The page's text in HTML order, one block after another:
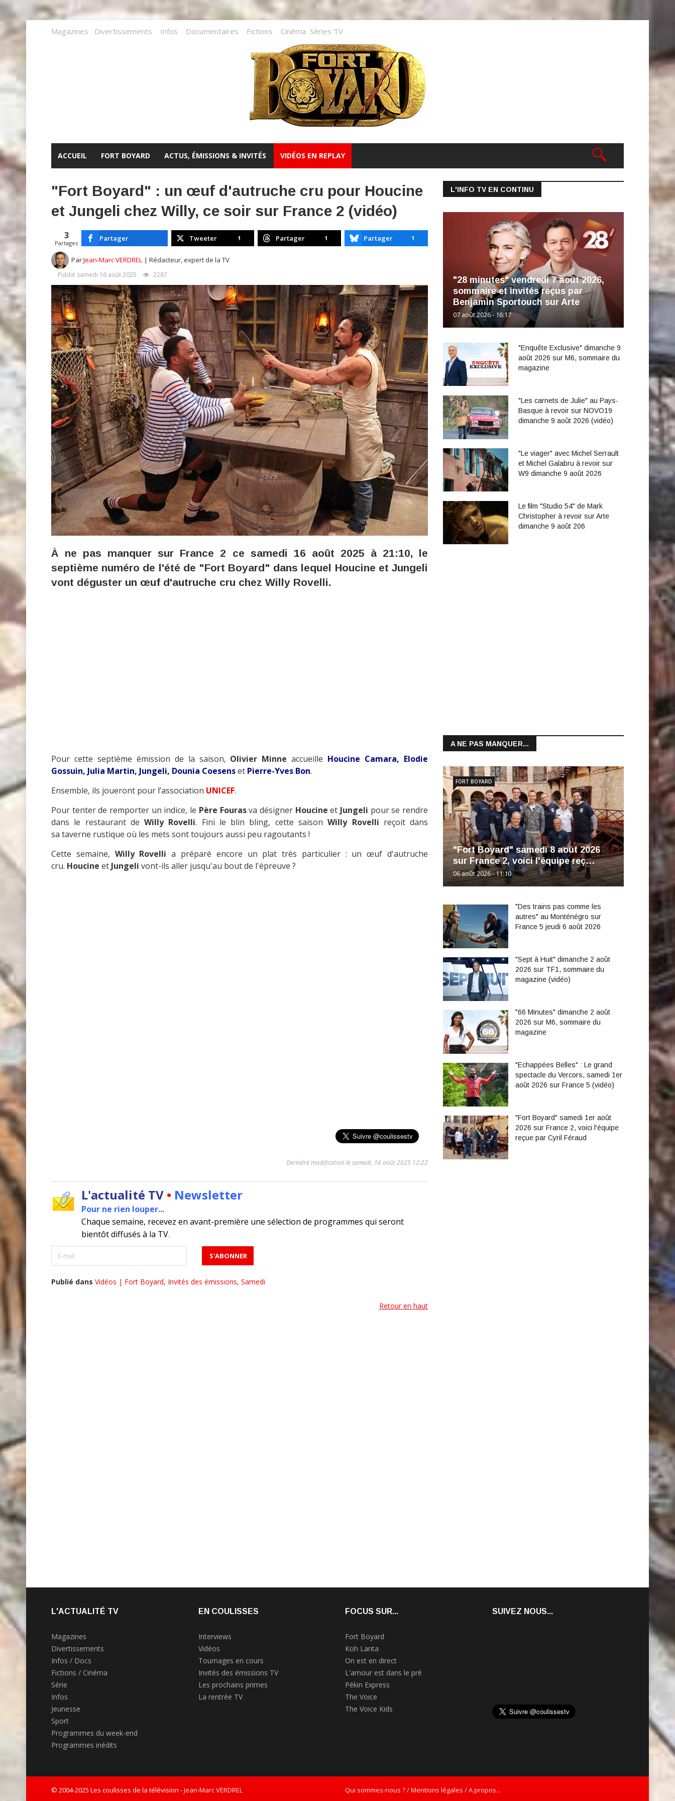
Magazines Divertissements Infos Documentaires Fictions Cinéma Séries TV
ACCUEIL FORT BOYARD ACTUS, ÉMISSIONS & INVITÉS VIDÉOS EN REPLAY
"Fort Boyard" : un œuf d'autruche cru pour Houcine
et Jungeli chez Willy, ce soir sur France 2 (vidéo)
3
Partages
Partager Tweeter 1 Partager 1 Partager 1
ParJean-Marc VERDREL | Rédacteur, expert de la TV
Publié samedi 16 août 2025 2287
À ne pas manquer sur France 2 ce samedi 16 août 2025 à 21:10, le
septième numéro de l'été de "Fort Boyard" dans lequel Houcine et Jungeli
vont déguster un œuf d'autruche cru chez Willy Rovelli.
Pour cette septième émission de la saison, Olivier Minne accueille Houcine Camara, Elodie
Gossuin, Julia Martin, Jungeli, Dounia Coesenset Pierre-Yves Bon.
Ensemble, ils joueront pour l’association UNICEF.
Pour tenter de remporter un indice, le Père Fourasva désigner Houcine et Jungeli pour se rendre
dans le restaurant deWilly Rovelli. Fini le blin bling, cette saisonWilly Rovelli reçoit dans
sa taverne rustique où les mets sont toujours aussi peu ragoutants !
Cette semaine, Willy Rovelli a préparé encore un plat très particulier : un œuf d'autruche
cru. Houcine et Jungeli vont-ils aller jusqu'au bout de l'épreuve ?
Dernière modification le samedi, 16 août 2025 12:22
L'actualité TV • Newsletter
Pour ne rien louper...
Chaque semaine, recevez en avant-première une sélection de programmes qui seront
bientôt diffusés à la TV.
Publié dans Vidéos | Fort Boyard, Invités des émissions, Samedi
Retour en haut
L'INFO TV EN CONTINU
"28 minutes" vendredi 7 août 2026,
sommaire et invités reçus par
Benjamin Sportouch sur Arte
07 août 2026 - 16:17
"Enquête Exclusive" dimanche 9
août 2026 sur M6, sommaire du
magazine
"Les carnets de Julie" au Pays-
Basque à revoir sur NOVO19
dimanche 9 août 2026 (vidéo)
"Le viager" avec Michel Serrault
et Michel Galabru à revoir sur
W9 dimanche 9 août 2026
Le film "Studio 54" de Mark
Christopher à revoir sur Arte
dimanche 9 août 206
A NE PAS MANQUER...
"Fort Boyard" samedi 8 août 2026
sur France 2, voici l'équipe reç…
06 août 2026 - 11:10
FORT BOYARD
"Des trains pas comme les
autres" au Monténégro sur
France 5 jeudi 6 août 2026
"Sept à Huit" dimanche 2 août
2026 sur TF1, sommaire du
magazine (vidéo)
"66 Minutes" dimanche 2 août
2026 sur M6, sommaire du
magazine
"Echappées Belles" : Le grand
spectacle du Vercors, samedi 1er
août 2026 sur France 5 (vidéo)
"Fort Boyard" samedi 1er août
2026 sur France 2, voici l'équipe
reçue par Cyril Féraud
L'ACTUALITÉ TV
Magazines
Divertissements
Infos / Docs
Fictions / Cinéma
Série
Infos
Jeunesse
Sport
Programmes du week-end
Programmes inédits
EN COULISSES
Interviews
Vidéos
Tournages en cours
Invités des émissions TV
Les prochains primes
La rentrée TV
FOCUS SUR...
Fort Boyard
Koh Lanta
On est en direct
L'amour est dans le pré
Pékin Express
The Voice
The Voice Kids
SUIVEZ NOUS...
© 2004-2025 Les coulisses de la télévision -Jean-Marc VERDREL Qui sommes-nous ? / Mentions légales / A propos...